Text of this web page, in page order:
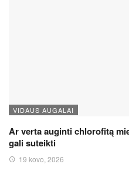
VIDAUS AUGALAI
Ar verta auginti chlorofitą
gali suteikti
19 kovo, 2026